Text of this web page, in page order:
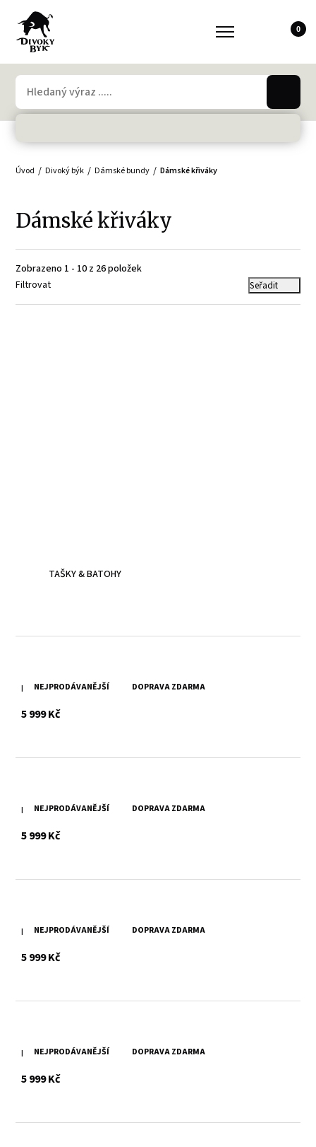
0
Úvod Divoký býk Dámské bundy Dámské křiváky
Dámské křiváky
Zobrazeno 1 - 10 z 26 položek
Filtrovat
Seřadit
TAŠKY & BATOHY
NEJPRODÁVANĚJŠÍ DOPRAVA ZDARMA
Dámský koňakový kožený křivák MWXarah DB
5 999 Kčs DPH
NEJPRODÁVANĚJŠÍ DOPRAVA ZDARMA
Dámský červený kožený křivák MWXarah DB
5 999 Kčs DPH
NEJPRODÁVANĚJŠÍ DOPRAVA ZDARMA
Dámský hnědý kožený křivák MWXarah DB
5 999 Kčs DPH
NEJPRODÁVANĚJŠÍ DOPRAVA ZDARMA
Dámský černý kožený křivák MWXarah DB
5 999 Kčs DPH